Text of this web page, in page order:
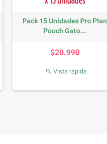
Pack 15 Unidades Pro Plan
Pouch Gato...
$20.990
 Vista rápida